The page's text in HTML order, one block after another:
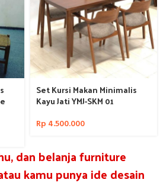
Set Kursi Makan Minimalis
Kayu Jati YMJ-SKM 01
Rp 4.500.000
dan belanja furniture
kamu punya ide desain